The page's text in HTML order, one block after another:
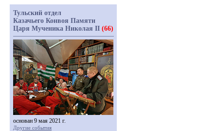
Тульский отдел
Казачьего Конвоя Памяти
Царя Мученика Николая II (66)
основан 9 мая 2021 г.
Другие события